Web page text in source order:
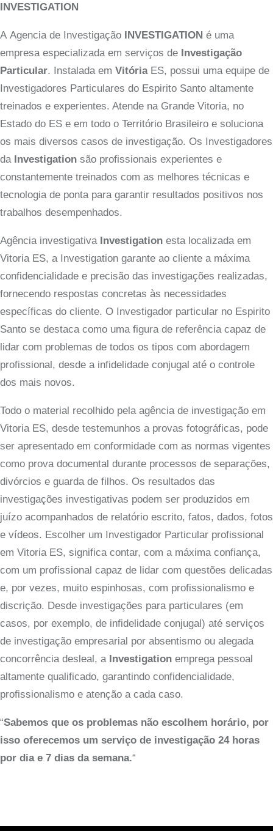
INVESTIGATION
A Agencia de Investigação INVESTIGATION é uma
empresa especializada em serviços de Investigação
Particular. Instalada em VitóriaES, possui uma equipe de
Investigadores Particulares do Espirito Santo altamente
treinados e experientes. Atende na Grande Vitoria, no
Estado do ES e em todo o Território Brasileiro e soluciona
os mais diversos casos de investigação. Os Investigadores
da Investigation são profissionais experientes e
constantemente treinados com as melhores técnicas e
tecnologia de ponta para garantir resultados positivos nos
trabalhos desempenhados.
Agência investigativa Investigation esta localizada em
Vitoria ES, a Investigation garante ao cliente a máxima
confidencialidade e precisão das investigações realizadas,
fornecendo respostas concretas às necessidades
específicas do cliente. O Investigador particular no Espirito
Santo se destaca como uma figura de referência capaz de
lidar com problemas de todos os tipos com abordagem
profissional, desde a infidelidade conjugal até o controle
dos mais novos.
Todo o material recolhido pela agência de investigação em
Vitoria ES, desde testemunhos a provas fotográficas, pode
ser apresentado em conformidade com as normas vigentes
como prova documental durante processos de separações,
divórcios e guarda de filhos. Os resultados das
investigações investigativas podem ser produzidos em
juízo acompanhados de relatório escrito, fatos, dados, fotos
e vídeos. Escolher um Investigador Particular profissional
em Vitoria ES, significa contar, com a máxima confiança,
com um profissional capaz de lidar com questões delicadas
e, por vezes, muito espinhosas, com profissionalismo e
discrição. Desde investigações para particulares (em
casos, por exemplo, de infidelidade conjugal) até serviços
de investigação empresarial por absentismo ou alegada
concorrência desleal, a Investigation emprega pessoal
altamente qualificado, garantindo confidencialidade,
profissionalismo e atenção a cada caso.
“Sabemos que os problemas não escolhem horário, por
isso oferecemos um serviço de investigação 24 horas
por dia e 7 dias da semana.“